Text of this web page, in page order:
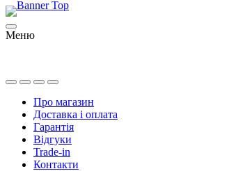
Меню
Про магазин
Доставка і оплата
Гарантія
Відгуки
Trade-in
Контакти